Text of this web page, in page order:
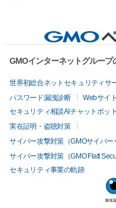
GMOインターネットグルー
世界初総合ネットセキュリティサ
パスワード漏洩診断
Webサイ
セキュリティ相談AIチャットボット
実在証明・盗聴対策
サイバー攻撃対策（GMOサイバー
サイバー攻撃対策（GMO Flatt
セキュリティ事業の軌跡